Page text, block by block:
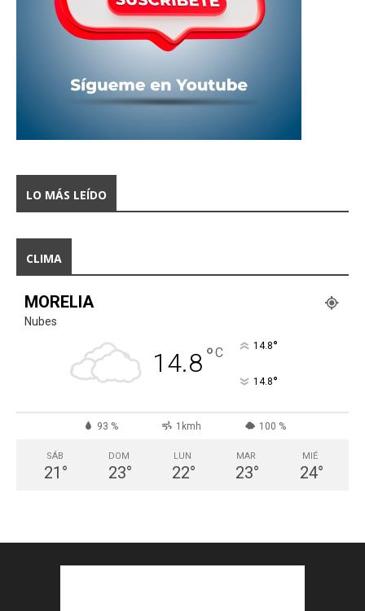
LO MÁS LEÍDO
CLIMA
MORELIA
Nubes
14.8°C 14.8°
14.8°
93 % 1kmh 100 %
SÁB
21 °
DOM
23°
LUN
22°
MAR
23°
MIÉ
24°